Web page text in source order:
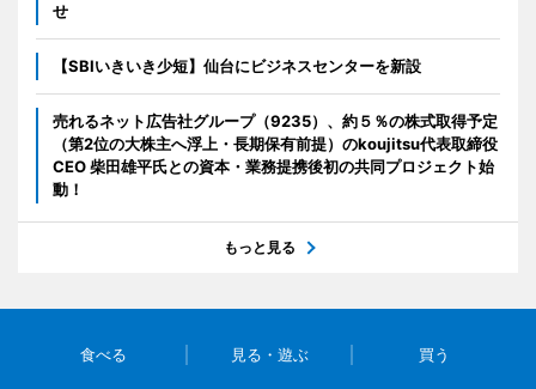
せ
【SBIいきいき少短】仙台にビジネスセンターを新設
売れるネット広告社グループ（9235）、約５％の株式取得予定
（第2位の大株主へ浮上・長期保有前提）のkoujitsu代表取締役
CEO 柴田雄平氏との資本・業務提携後初の共同プロジェクト始
動！
もっと見る
食べる 見る・遊ぶ 買う